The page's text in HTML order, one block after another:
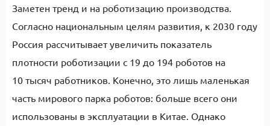
Заметен тренд и на роботизацию производства.
Согласно национальным целям развития, к 2030 году
Россия рассчитывает увеличить показатель
плотности роботизации с 19 до 194 роботов на
10 тысяч работников. Конечно, это лишь маленькая
часть мирового парка роботов: больше всего они
использованы в эксплуатации в Китае. Однако